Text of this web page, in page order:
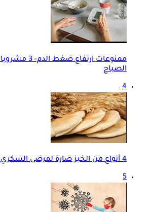
ممنوعات ارتفاع
الصباح
4
4 أنواع من الخبز ضارة لمرضى السكري- لا تُفرط في تناولها
5